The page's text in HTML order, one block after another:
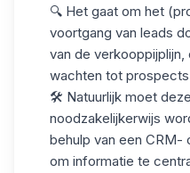
🔍 Het gaat om het
voortgang van leads
van de verkooppijplijn,
wachten tot
🛠️ Natuurlijk moet
noodzakelijkerwijs
behulp van een CRM-
om informatie te